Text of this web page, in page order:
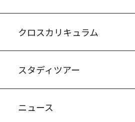
クロスカリキュラム
スタディツアー
ニュース